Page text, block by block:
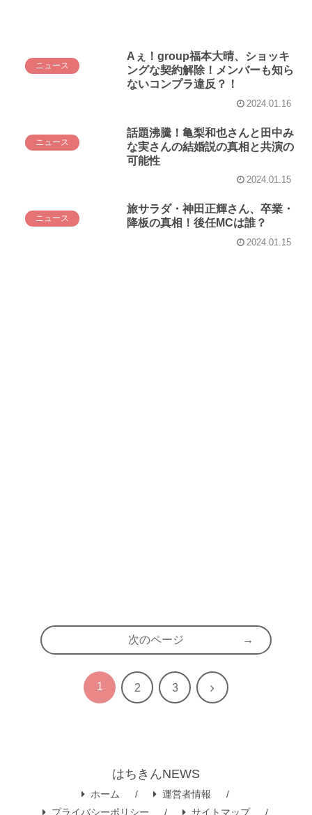
ニュース
Aぇ！group福本大晴、ショッキ
ングな契約解除！メンバーも知ら
ないコンプラ違反？！
2024.01.16
ニュース
話題沸騰！亀梨和也さんと田中み
な実さんの結婚説の真相と共演の
可能性
2024.01.15
ニュース
旅サラダ・神田正輝さん、卒業・
降板の真相！後任MCは誰？
2024.01.15
次のページ
1 2 3 次
はちきんNEWS
ホーム
運営者情報
プライバシーポリシー
サイトマップ